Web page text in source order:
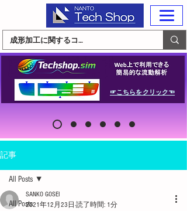
☞こちらをクリック☜
記事
All Posts
All Posts
SANKO GOSEI
2021年12月23日 読了時間: 1分